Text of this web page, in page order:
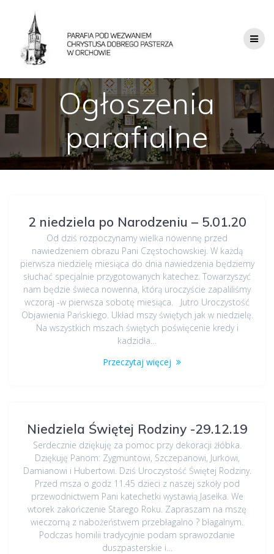
Ogłoszenia
parafialne
2 niedziela po Narodzeniu – 5.01.20
Od dziś rozpoczynamy wielka nowennę przed
nawiedzeniem obrazu Pani Częstochowskiej. W każdą
pierwsza niedzielę miesiąca do dnia nawiedzenia będziemy
słuchać specjalnie przygotowanych katechez. Towarzyszyć
nam będzie świeca nowenna, którą uroczyście zapaliliśmy
wczoraj -w pierwsza sobotę miesiąca. Jutro Uroczystość
Objawienia Pańskiego. Układ mszy świętych jak w niedzielę.
Na wszystkich mszach świętych poświęcenie kredy i
kadzidła…
Przeczytaj więcej
Niedziela Świętej Rodziny -29.12.19
Serdecznie dziękuję za pomoc przy dekoracji żłóbka.
Dziękuję Panom: Zygmuntowi, Szczepanowi, Jurkowi,
Damianowi i Hubertowi. Dziś Uroczystość Świętej Rodziny.
Przed msza o godz 11.45 dzieci z naszej szkoły pod
przewodnictwem Pani katechetki wystawią Jasełka. We
wtorek zakończenie Starego Roku. Zapraszam na mszę
wieczorną z nabożeństwem przebłagalno ? błagalnym.
Podczas homilii tradycyjnie podam sprawozdanie
duszpasterskie i…